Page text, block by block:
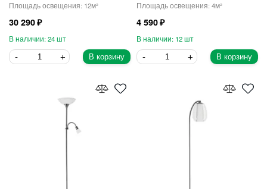
12
30 290
24
В корзину
4
4 590
12
В корзину